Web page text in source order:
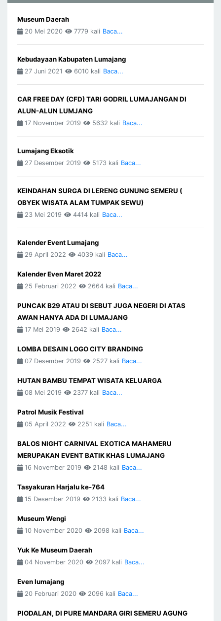
Museum Daerah
20 Mei 2020 7779 kali Baca...
Kebudayaan Kabupaten Lumajang
27 Juni 2021 6010 kali Baca...
CAR FREE DAY (CFD) TARI GODRIL LUMAJANGAN DI
ALUN-ALUN LUMJANG
17 November 2019 5632 kali Baca...
Lumajang Eksotik
27 Desember 2019 5173 kali Baca...
KEINDAHAN SURGA DI LERENG GUNUNG SEMERU (
OBYEK WISATA ALAM TUMPAK SEWU)
23 Mei 2019 4414 kali Baca...
Kalender Event Lumajang
29 April 2022 4039 kali Baca...
Kalender Even Maret 2022
25 Februari 2022 2664 kali Baca...
PUNCAK B29 ATAU DI SEBUT JUGA NEGERI DI ATAS
AWAN HANYA ADA DI LUMAJANG
17 Mei 2019 2642 kali Baca...
LOMBA DESAIN LOGO CITY BRANDING
07 Desember 2019 2527 kali Baca...
HUTAN BAMBU TEMPAT WISATA KELUARGA
08 Mei 2019 2377 kali Baca...
Patrol Musik Festival
05 April 2022 2251 kali Baca...
BALOS NIGHT CARNIVAL EXOTICA MAHAMERU
MERUPAKAN EVENT BATIK KHAS LUMAJANG
16 November 2019 2148 kali Baca...
Tasyakuran Harjalu ke-764
15 Desember 2019 2133 kali Baca...
Museum Wengi
10 November 2020 2098 kali Baca...
Yuk Ke Museum Daerah
04 November 2020 2097 kali Baca...
Even lumajang
20 Februari 2020 2096 kali Baca...
PIODALAN, DI PURE MANDARA GIRI SEMERU AGUNG